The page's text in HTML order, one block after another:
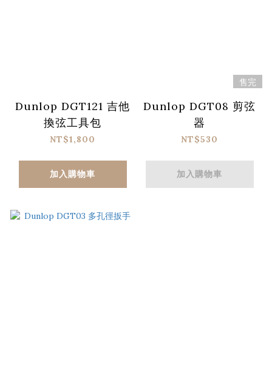
Dunlop DGT121 吉他
換弦工具包
NT$1,800
加入購物車
售完
Dunlop DGT08 剪弦
器
NT$530
加入購物車